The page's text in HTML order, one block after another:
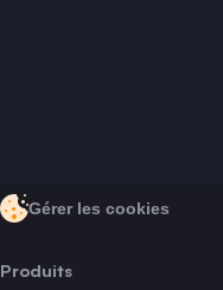
Gérer les cookies
Produits